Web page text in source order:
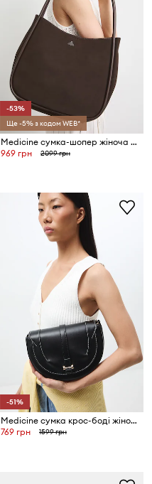
-53%
Ще -5% з кодом WEB*
Medicine сумка-шопер жіноча зі штучної шкіри
969 грн
2099 грн
-51%
Medicine сумка крос-боді жіноча
769 грн
1599 грн